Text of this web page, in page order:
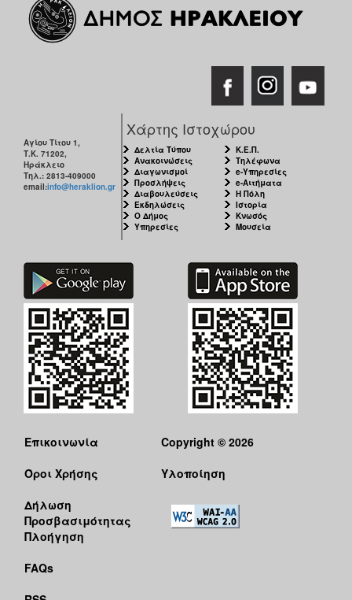
2012
2011
ΤΟΠΟΣ
ΜΑΣ
ΠΟΛΗ
Αγίου Τίτου 1,
Τ.Κ. 71202,
Ηράκλειο
Τηλ.: 2813-409000
email:info@heraklion.gr
Χάρτης Ιστοχώρου
Δελτία Τύπου
Ανακοινώσεις
Διαγωνισμοί
Προσλήψεις
Διαβουλεύσεις
Εκδηλώσεις
Ο Δήμος
Υπηρεσίες
Κ.Ε.Π.
Τηλέφωνα
e-Υπηρεσίες
e-Αιτήματα
Η Πόλη
Ιστορία
Κνωσός
Μουσεία
Επικοινωνία
Όροι Χρήσης
Δήλωση
Προσβασιμότητας
Πλοήγηση
FAQs
Copyright © 2026
Υλοποίηση